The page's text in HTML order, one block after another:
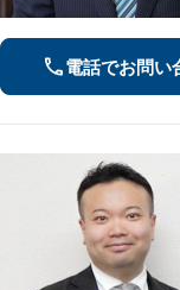
電話でお問い